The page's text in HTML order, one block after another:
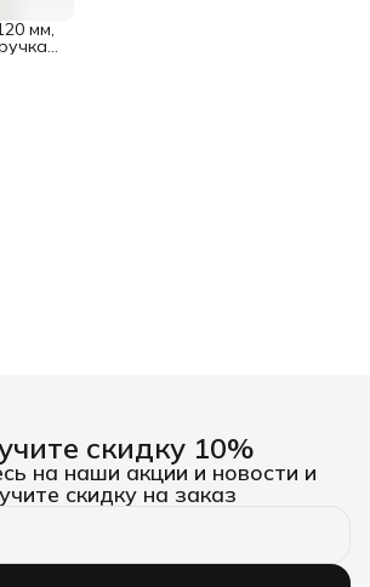
мм,
скидку 10%
на наши акции и новости и
скидку на заказ